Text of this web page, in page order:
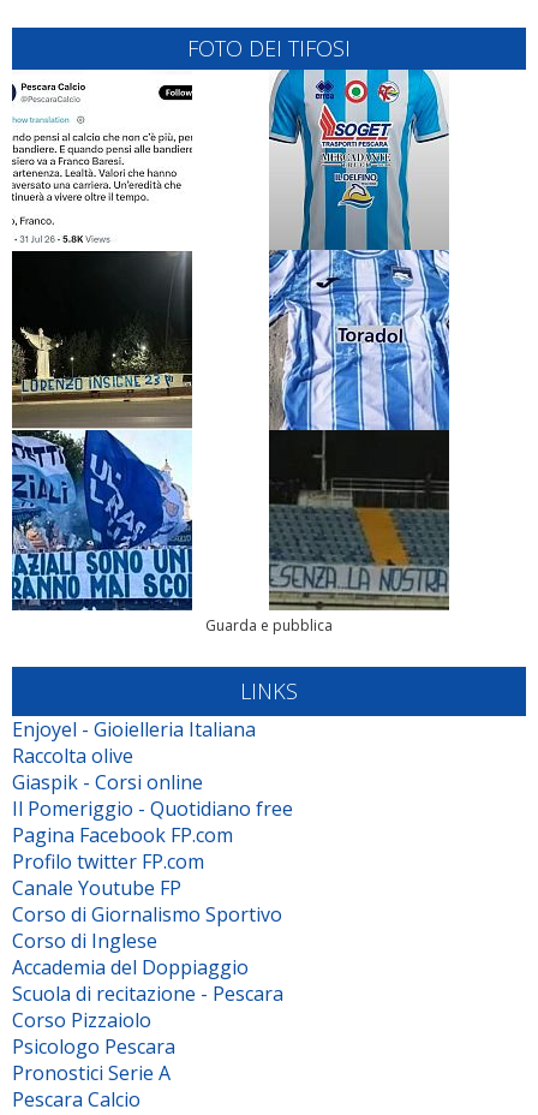
FOTO DEI TIFOSI
Guarda e pubblica
LINKS
Enjoyel - Gioielleria Italiana
Raccolta olive
Giaspik - Corsi online
Il Pomeriggio - Quotidiano free
Pagina Facebook FP.com
Profilo twitter FP.com
Canale Youtube FP
Corso di Giornalismo Sportivo
Corso di Inglese
Accademia del Doppiaggio
Scuola di recitazione - Pescara
Corso Pizzaiolo
Psicologo Pescara
Pronostici Serie A
Pescara Calcio